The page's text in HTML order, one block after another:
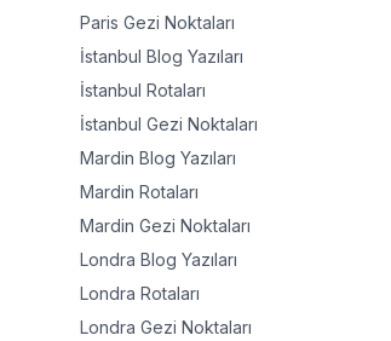
Paris Gezi Noktaları
İstanbul Blog Yazıları
İstanbul Rotaları
İstanbul Gezi Noktaları
Mardin Blog Yazıları
Mardin Rotaları
Mardin Gezi Noktaları
Londra Blog Yazıları
Londra Rotaları
Londra Gezi Noktaları